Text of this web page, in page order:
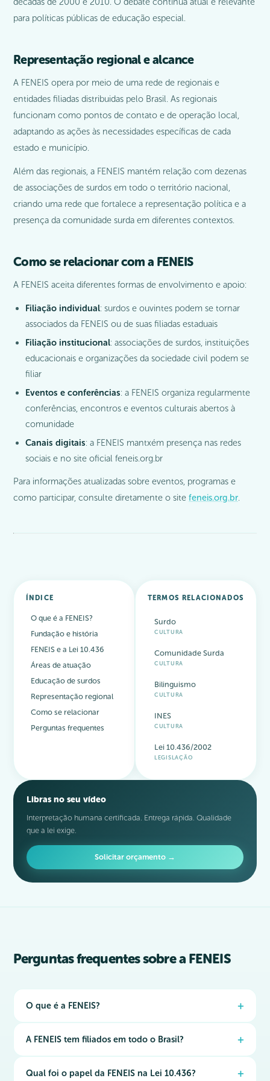
para políticas públicas de educação especial.
Representação regional e alcance
A FENEIS opera por meio de uma rede de regionais e
entidades filiadas distribuidas pelo Brasil. As regionais
funcionam como pontos de contato e de operação local,
adaptando as ações às necessidades específicas de cada
estado e município.
Além das regionais, a FENEIS mantém relação com dezenas
de associações de surdos em todo o território nacional,
criando uma rede que fortalece a representação política e a
presença da comunidade surda em diferentes contextos.
Como se relacionar com a FENEIS
A FENEIS aceita diferentes formas de envolvimento e apoio:
Filiação individual: surdos e ouvintes podem se tornar
associados da FENEIS ou de suas filiadas estaduais
Filiação institucional: associações de surdos, instituições
educacionais e organizações da sociedade civil podem se
filiar
Eventos e conferências: a FENEIS organiza regularmente
conferências, encontros e eventos culturais abertos à
comunidade
Canais digitais: a FENEIS mantxém presença nas redes
sociais e no site oficial feneis.org.br
Para informações atualizadas sobre eventos, programas e
como participar, consulte diretamente o site feneis.org.br.
ÍNDICE
O que é a FENEIS?
Fundação e história
FENEIS e a Lei 10.436
Áreas de atuação
Educação de surdos
Representação regional
Como se relacionar
Perguntas frequentes
TERMOS RELACIONADOS
Surdo
CULTURA
Comunidade Surda
CULTURA
Bilinguismo
CULTURA
INES
CULTURA
Lei 10.436/2002
LEGISLAÇÃO
Libras no seu vídeo
Interpretação humana certificada. Entrega rápida. Qualidade
que a lei exige.
Solicitar orçamento →
Perguntas frequentes sobre a FENEIS
O que é a FENEIS?
É a Federação Nacional de Educação e Integração dos Surdos, a
principal entidade representativa da comunidade surda brasileira.
Fundada em 1987, atua na defesa dos direitos linguísticos,
educacionais e sociais dos surdos no Brasil.
A FENEIS tem filiados em todo o Brasil?
Sim. A FENEIS conta com regionais e associações filiadas em
diversas cidades e estados do Brasil, alcançando a comunidade
Qual foi o papel da FENEIS na Lei 10.436?